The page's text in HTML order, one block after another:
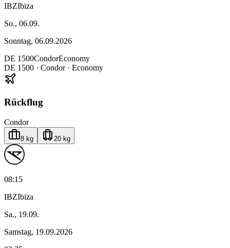
IBZIbiza
So., 06.09.
Sonntag, 06.09.2026
DE 1500CondorEconomy
DE 1500 · Condor· Economy
Rückflug
Condor
8 kg 20 kg
08:15
IBZIbiza
Sa., 19.09.
Samstag, 19.09.2026